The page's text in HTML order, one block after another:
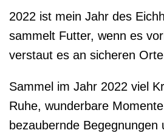
2022 ist mein Jahr des
sammelt Futter, wenn es
verstaut es an sicheren
Sammel im Jahr 2022 viel
Ruhe, wunderbare
bezaubernde Begegnungen